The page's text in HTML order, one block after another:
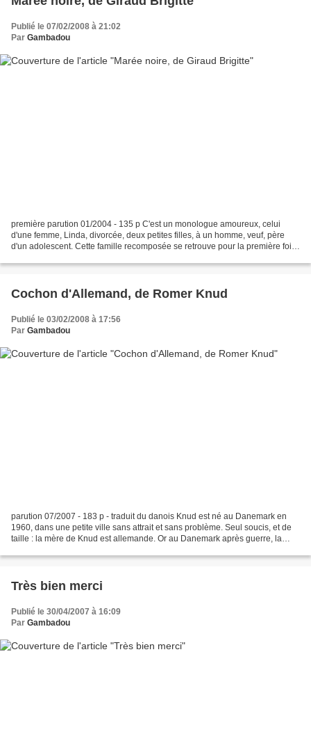
Publié le 07/02/2008 à 21:02
Par Gambadou
première parution 01/2004 - 135 p C'est un monologue amoureux, celui
d'une femme, Linda, divorcée, deux petites filles, à un homme, veuf, père
d'un adolescent. Cette famille recomposée se retrouve pour la première fois
Cochon d'Allemand, de Romer Knud
Publié le 03/02/2008 à 17:56
Par Gambadou
parution 07/2007 - 183 p - traduit du danois Knud est né au Danemark en
1960, dans une petite ville sans attrait et sans problème. Seul soucis, et de
taille : la mère de Knud est allemande. Or au Danemark après guerre, la
Très bien merci
Publié le 30/04/2007 à 16:09
Par Gambadou